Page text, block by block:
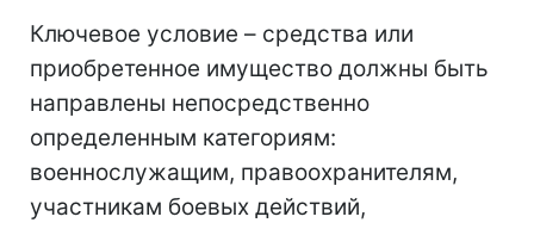
Ключевое условие – средства или
приобретенное имущество должны быть
направлены непосредственно
определенным категориям:
военнослужащим, правоохранителям,
участникам боевых действий,